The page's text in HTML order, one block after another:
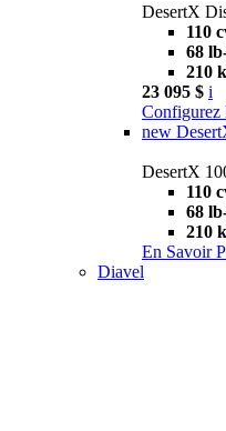
DesertX
110
68
210
23 095 $ i
Configurez
new
DesertX
110
68
210
En Savoir
Diavel